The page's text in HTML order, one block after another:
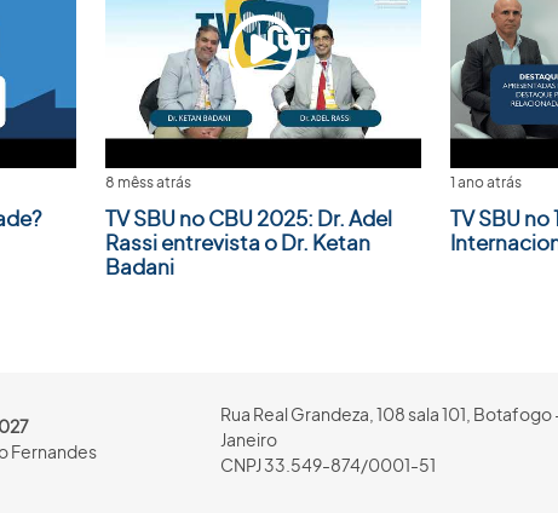
8 mêss atrás
TV SBU no CBU 2025: Dr. Adel
Rassi entrevista o Dr. Ketan
Badani
1 ano atrás
TV SBU
Fernandes
Rua Real Grandeza, 108 sala 101, Botafogo
Janeiro
CNPJ 33.549-874/0001-51